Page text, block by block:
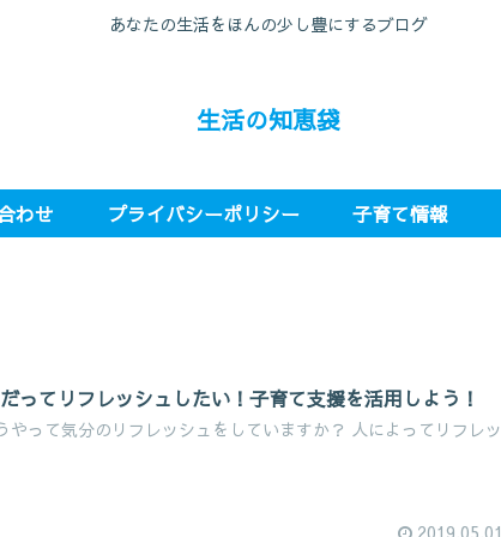
あなたの生活をほんの少し豊にするブログ
生活の知恵袋
わせ プライバシーポリシー 子育て情報
ってリフレッシュしたい！子育て支援を活用しよう！
やって気分のリフレッシュをしていますか？ 人によってリフレッ